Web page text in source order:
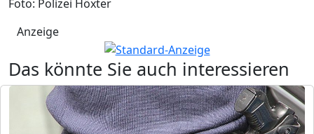
Foto: Polizei Höxter
Anzeige
Das könnte Sie auch interessieren